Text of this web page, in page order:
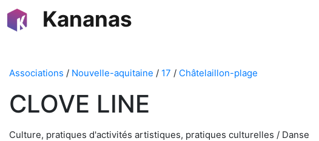
Kananas
Associations / Nouvelle-aquitaine / 17 / Châtelaillon-plage
CLOVE LINE
Culture, pratiques d'activités artistiques, pratiques culturelles / Danse